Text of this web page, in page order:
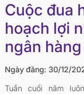
Cuộc đua
hoạch lợi
ngân hàng
Ngày đăng: 30/12/
Tuần cuối năm